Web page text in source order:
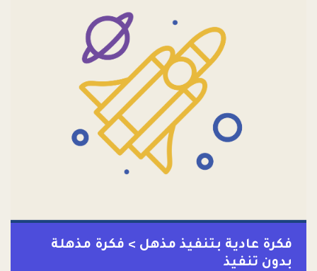
فكرة عادية بتنفيذ مذهل > فكرة مذهلة
بدون تنفيذ